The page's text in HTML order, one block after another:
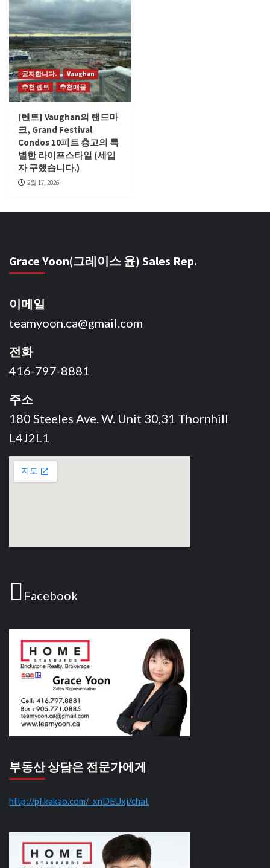
공지합니다.
Vaughan
추천 렌트
추천매물
[렌트] Vaughan의 랜드마
크, Grand Festival
Condos 10피트 층고의 특
별한 라이프스타일 (세입
자 구했습니다.)
2월 17, 2026
Grace Yoon(그레이스 윤) Sales Rep.
이메일
teamyoon.ca@gmail.com
전화
416-797-8881
주소
180 Steeles Ave. W. Unit 30,31 Thornhill
L4J2L1
Facebook
부동산 상담은 전문가에게
http://pf.kakao.com/_xnDEUxj/chat